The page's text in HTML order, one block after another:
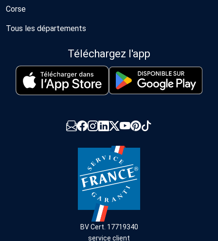
Corse
Tous les départements
Téléchargez l'app
BV Cert. 17719340
service client